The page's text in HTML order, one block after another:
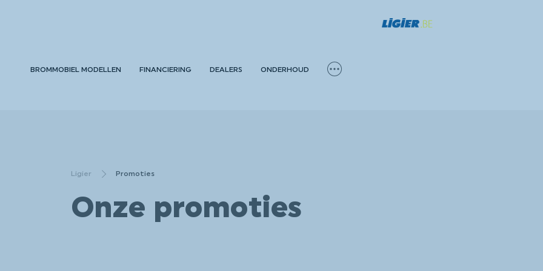
BROMMOBIEL MODELLEN FINANCIERING DEALERS ONDERHOUD
Ligier Promoties
Onze promoties